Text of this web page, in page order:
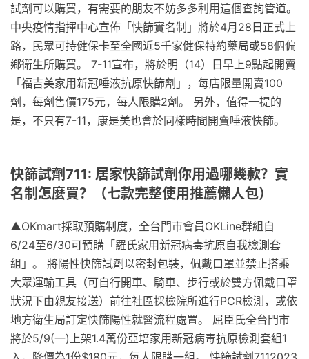
試劑可以購買，有需要的朋友不妨多多利用這個查詢管道。
中央疫情指揮中心宣佈「快篩實名制」將於4月28日正式上
路，民眾可持健保卡至全國近5千家健保特約藥局或58個偏
鄉衛生所購買。 7-11宣布，將於明（14）日早上9點起開賣
「福吉美家用新冠唾液抗原快篩劑」，每店限量開賣100
劑，每劑售價175元，每人限購2劑。 另外，值得一提的
是，不只有7-11，康是美也會於同樣時間開賣唾液快篩。
快篩試劑711: 居家快篩試劑你用過哪幾款？實
名制怎麼買？（七款完整使用推薦懶人包）
▲OKmart採取預購制度，全台門市會員OKLine群組自
6/24至6/30可預購「羅氏家用新冠病毒抗原自我檢測套
組」。 將陽性快篩試劑以密封包裝，佩戴口罩並禁止搭乘
大眾運輸工具（可自行開車、騎車、步行或於雙方佩戴口罩
狀況下由親友接送）前往社區採檢院所進行PCR檢測，或依
地方衛生局訂定快篩陽性就醫流程處置。 屈臣氏全台門市
將於5/9(一)上架1.4萬份亞培家用新冠病毒抗原檢測套組1